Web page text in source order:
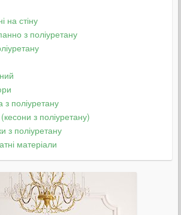
на стіну
з поліуретану
з поліуретану
з поліуретану)
з поліуретану
матеріали